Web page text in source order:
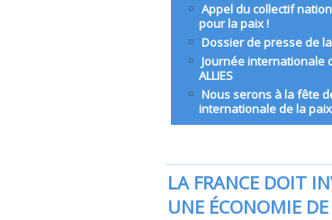
Appel du collectif
pour la paix !
Dossier de presse de
Journée internationale
ALLIES
Nous serons à la fête
internationale de la paix
LA FRANCE DOIT
UNE ÉCONOMIE